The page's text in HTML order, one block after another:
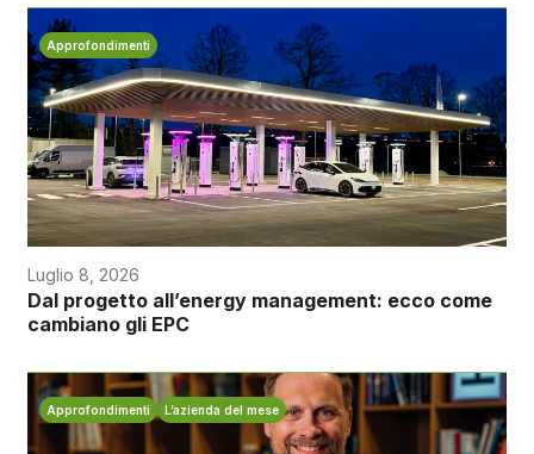
Approfondimenti
Luglio 8, 2026
Dal progetto all’energy management: ecco come
cambiano gli EPC
Approfondimenti L’azienda del mese